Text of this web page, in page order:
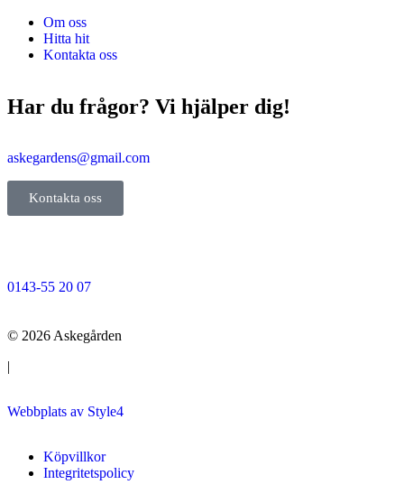
Om oss
Hitta hit
Kontakta oss
Har du frågor? Vi hjälper dig!
askegardens@gmail.com
Kontakta oss
0143-55 20 07
© 2026 Askegården
|
Webbplats av Style4
Köpvillkor
Integritetspolicy